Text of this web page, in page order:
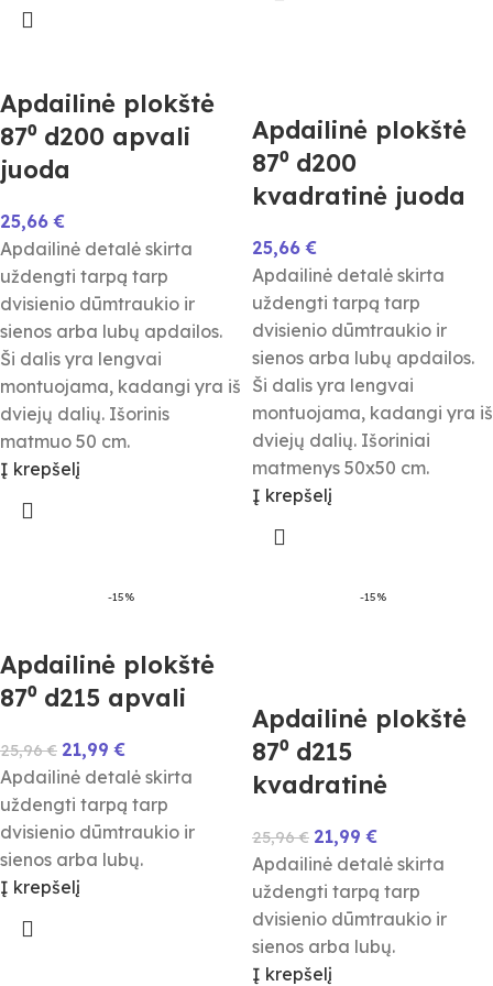
Apdailinė plokštė
87⁰ d200 apvali
juoda
25,66€
Apdailinė detalė skirta
uždengti tarpą tarp
dvisienio dūmtraukio ir
sienos arba lubų apdailos.
Ši dalis yra lengvai
montuojama, kadangi yra iš
dviejų dalių. Išorinis
matmuo 50 cm.
Į krepšelį
Apdailinė plokštė
87⁰ d200
kvadratinė juoda
25,66€
Apdailinė detalė skirta
uždengti tarpą tarp
dvisienio dūmtraukio ir
sienos arba lubų apdailos.
Ši dalis yra lengvai
montuojama, kadangi yra iš
dviejų dalių. Išoriniai
matmenys 50x50 cm.
Į krepšelį
-15%
Apdailinė plokštė
87⁰ d215 apvali
25,96€ 21,99€
Apdailinė detalė skirta
uždengti tarpą tarp
dvisienio dūmtraukio ir
sienos arba lubų.
Į krepšelį
-15%
Apdailinė plokštė
87⁰ d215
kvadratinė
25,96€ 21,99€
Apdailinė detalė skirta
uždengti tarpą tarp
dvisienio dūmtraukio ir
sienos arba lubų.
Į krepšelį